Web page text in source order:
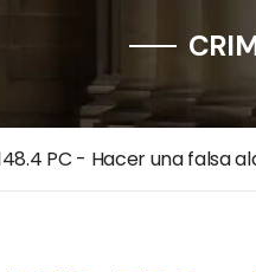
PC - Hacer una falsa